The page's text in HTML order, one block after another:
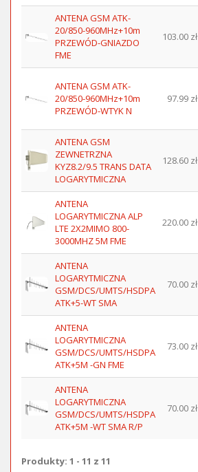
ANTENA GSM ATK-
20/850-960MHz+10m
PRZEWÓD-GNIAZDO
FME
103.00 zł
ANTENA GSM ATK-
20/850-960MHz+10m
PRZEWÓD-WTYK N
97.99 zł
ANTENA GSM
ZEWNETRZNA
KYZ8.2/9.5 TRANS DATA
LOGARYTMICZNA
128.60 zł
ANTENA
LOGARYTMICZNA ALP
LTE 2X2MIMO 800-
3000MHZ 5M FME
220.00 zł
ANTENA
LOGARYTMICZNA
GSM/DCS/UMTS/HSDPA
ATK+5-WT SMA
70.00 zł
ANTENA
LOGARYTMICZNA
GSM/DCS/UMTS/HSDPA
ATK+5M -GN FME
73.00 zł
ANTENA
LOGARYTMICZNA
GSM/DCS/UMTS/HSDPA
ATK+5M -WT SMA R/P
70.00 zł
Produkty: 1 - 11 z 11